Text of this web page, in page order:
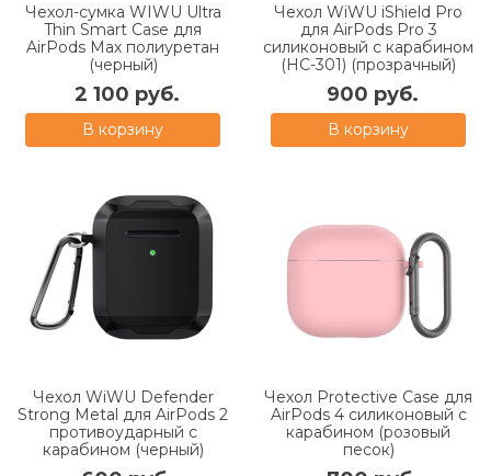
Чехол-сумка WIWU Ultra
Thin Smart Case для
AirPods Max полиуретан
(черный)
2 100 руб.
В корзину
Чехол WiWU iShield Pro
для AirPods Pro 3
силиконовый с карабином
(HC-301) (прозрачный)
900 руб.
В корзину
Чехол WiWU Defender
Strong Metal для AirPods 2
противоударный с
карабином (черный)
Чехол Protective Case для
AirPods 4 силиконовый с
карабином (розовый
песок)